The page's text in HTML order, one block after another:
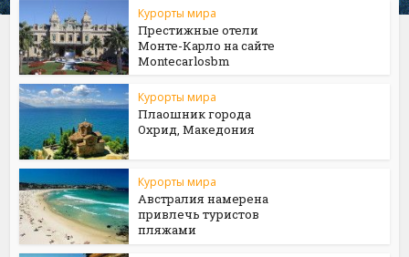
Курорты мира
Престижные отели
Монте-Карло на сайте
Мontecarlosbm
Курорты мира
Плаошник города
Охрид, Македония
Курорты мира
Австралия намерена
привлечь туристов
пляжами